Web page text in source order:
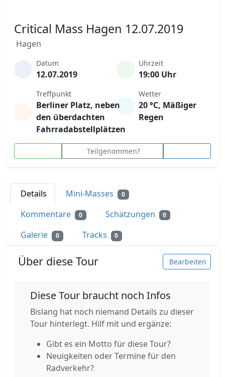
Critical Mass Hagen 12.07.2019
Hagen
Datum
12.07.2019
Uhrzeit
19:00 Uhr
Treffpunkt
Berliner Platz, neben
den überdachten
Fahrradabstellplätzen
Wetter
20 °C, Mäßiger
Regen
Teilgenommen?
Details Mini-Masses 0
Kommentare 0 Schätzungen 0
Galerie 0 Tracks 0
Über diese Tour Bearbeiten
Diese Tour braucht noch Infos
Bislang hat noch niemand Details zu dieser
Tour hinterlegt. Hilf mit und ergänze:
Gibt es ein Motto für diese Tour?
Neuigkeiten oder Termine für den
Radverkehr?